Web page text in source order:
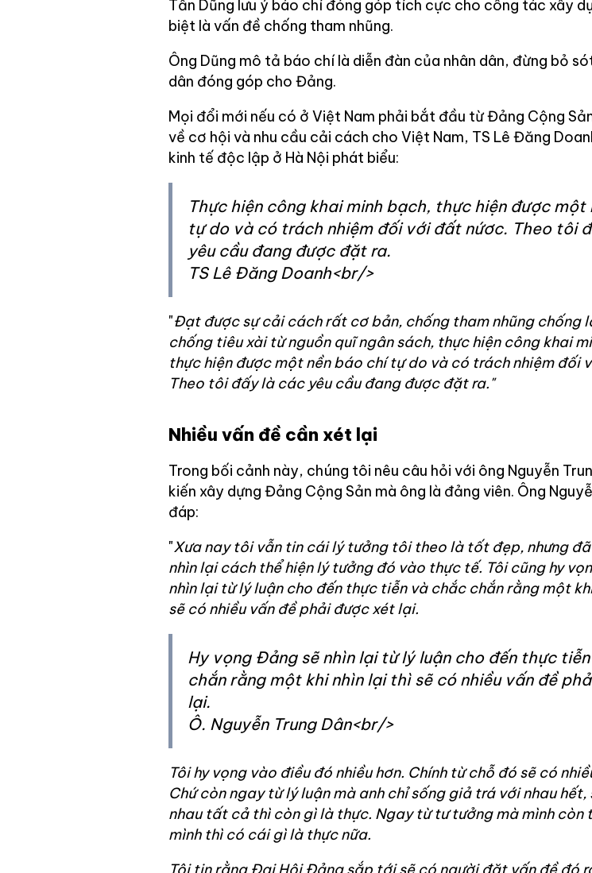
Tấn Dũng lưu ý báo chí đóng góp tích cực cho công tác xây
biệt là vấn đề chống tham nhũng.
Ông Dũng mô tả báo chí là diễn đàn của nhân dân, đừng bỏ
dân đóng góp cho Đảng.
Mọi đổi mới nếu có ở Việt Nam phải bắt đầu từ Đảng Cộng
về cơ hội và nhu cầu cải cách cho Việt Nam, TS Lê Đăng
kinh tế độc lập ở Hà Nội phát biểu:
Thực hiện công khai minh bạch, thực hiện được một
tự do và có trách nhiệm đối với đất nứơc. Theo tôi
yêu cầu đang được đặt ra.
TS Lê Đăng Doanh<br/>
"Đạt được sự cải cách rất cơ bản, chống tham nhũng chống
chống tiêu xài từ nguồn quĩ ngân sách, thực hiện công khai
thực hiện được một nền báo chí tự do và có trách nhiệm đối
Theo tôi đấy là các yêu cầu đang được đặt ra."
Nhiều vấn đề cần xét lại
Trong bối cảnh này, chúng tôi nêu câu hỏi với ông Nguyễn
kiến xây dựng Đảng Cộng Sản mà ông là đảng viên. Ông
đáp:
"Xưa nay tôi vẫn tin cái lý tưởng tôi theo là tốt đẹp, nhưng
nhìn lại cách thể hiện lý tưởng đó vào thực tế. Tôi cũng hy
nhìn lại từ lý luận cho đến thực tiễn và chắc chắn rằng một
sẽ có nhiều vấn đề phải được xét lại.
Hy vọng Đảng sẽ nhìn lại từ lý luận cho đến thực
chắn rằng một khi nhìn lại thì sẽ có nhiều vấn đề
lại.
Ô. Nguyễn Trung Dân<br/>
Tôi hy vọng vào điều đó nhiều hơn. Chính từ chỗ đó sẽ có
Chứ còn ngay từ lý luận mà anh chỉ sống giả trá với nhau
nhau tất cả thì còn gì là thực. Ngay từ tư tưởng mà mình còn
mình thì có cái gì là thực nữa.
Tôi tin rằng Đại Hội Đảng sắp tới sẽ có người đặt vấn đề đó